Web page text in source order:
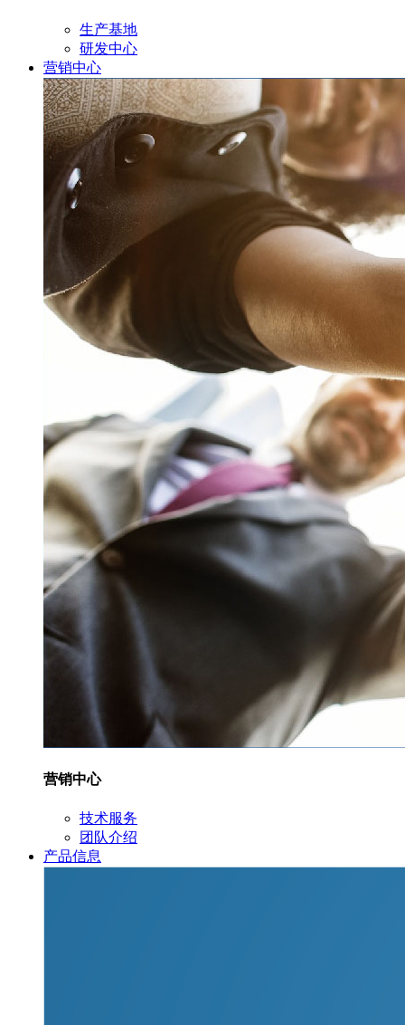
生产基地
研发中心
营销中心
营销中心
技术服务
团队介绍
产品信息